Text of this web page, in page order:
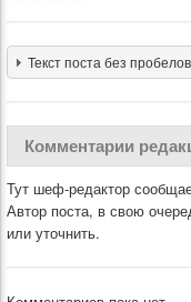
Текст поста без
Комментарии
Тут шеф-редактор
Автор поста, в свою
или уточнить.